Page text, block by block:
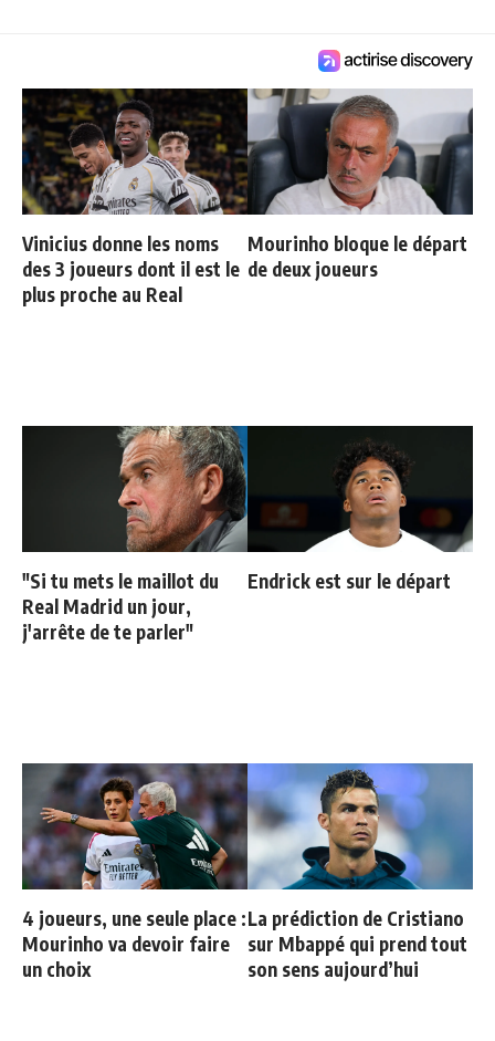
Vinicius donne les noms
des 3 joueurs dont il est le
plus proche au Real
Mourinho bloque le départ
de deux joueurs
"Si tu mets le maillot du
Real Madrid un jour,
j'arrête de te parler"
Endrick est sur le départ
4 joueurs, une seule place :
Mourinho va devoir faire
un choix
La prédiction de Cristiano
sur Mbappé qui prend tout
son sens aujourd’hui